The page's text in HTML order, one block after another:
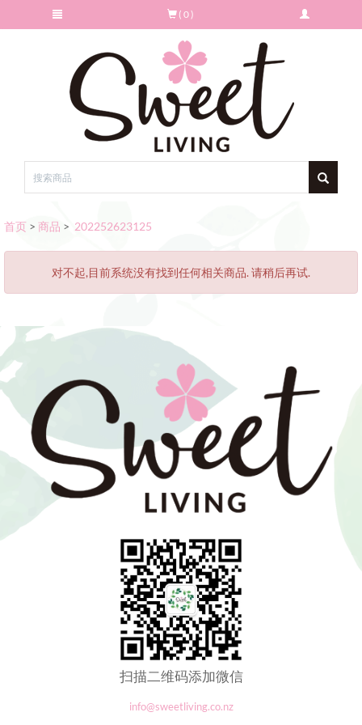
( 0 )
首页 > 商品 > 202252623125
对不起,目前系统没有找到任何相关商品. 请稍后再试.
扫描二维码添加微信
info@sweetliving.co.nz